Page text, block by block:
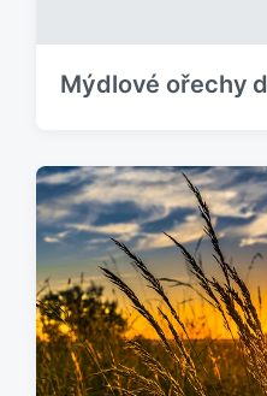
Mýdlové ořechy